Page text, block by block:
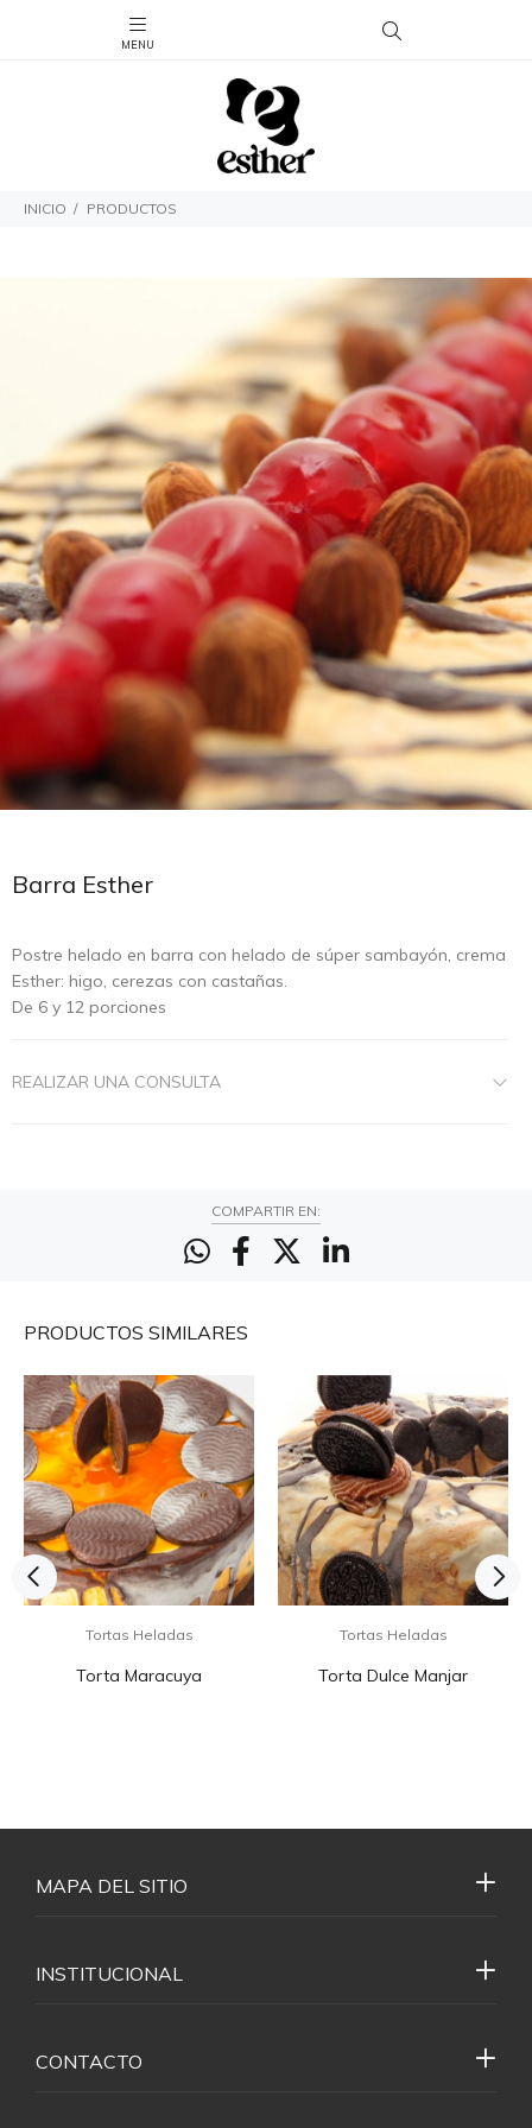
INICIO PRODUCTOS
Barra Esther
Postre helado en barra con helado de súper sambayón, crema
Esther: higo, cerezas con castañas.
De 6 y 12 porciones
REALIZAR UNA CONSULTA
COMPARTIR EN:
PRODUCTOS SIMILARES
Tortas Heladas
Torta Maracuya
Tortas Heladas
Torta Dulce Manjar
MAPA DEL SITIO
INSTITUCIONAL
CONTACTO